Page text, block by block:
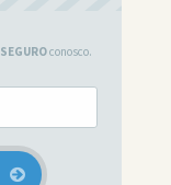
SEGUROconosco.